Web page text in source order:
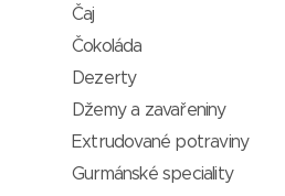
Čaj
Čokoláda
Dezerty
Džemy a zavařeniny
Extrudované potraviny
Gurmánské speciality